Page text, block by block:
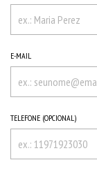
E-MAIL
TELEFONE (OPCIONAL)